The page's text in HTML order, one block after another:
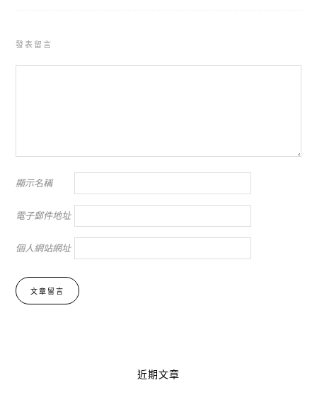
發表留言
顯示名稱
電子郵件地址
個人網站網址
近期文章